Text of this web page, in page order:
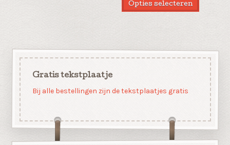
Opties selecteren
Gratis tekstplaatje
Bij alle bestellingen zijn de tekstplaatjes gratis